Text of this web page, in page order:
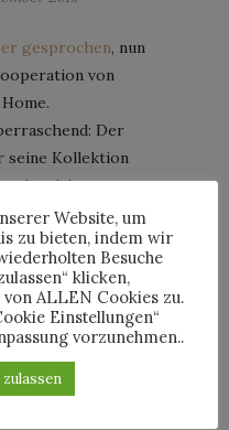
gesprochen, nun
von
Der
seine Kollektion
inspirieren
an die Serien
Sonne) und
Ausführungen sind
einfacher,
aber auch
Euro für die
und gehen bis 149
Website, um
zu bieten, indem wir
Besuche
klicken,
ALLEN Cookies zu.
Einstellungen“
vorzunehmen..
zulassen